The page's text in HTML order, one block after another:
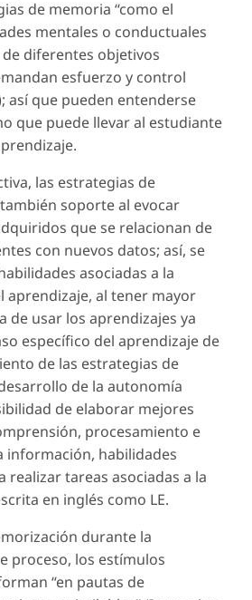
de memoria “como el
mentales o conductuales
diferentes objetivos
esfuerzo y control
así que pueden entenderse
que puede llevar al estudiante
las estrategias de
soporte al evocar
que se relacionan de
con nuevos datos; así, se
asociadas a la
al tener mayor
de usar los aprendizajes ya
específico del aprendizaje de
de las estrategias de
de la autonomía
de elaborar mejores
procesamiento e
información, habilidades
realizar tareas asociadas a la
en inglés como LE.
durante la
proceso, los estímulos
“en pautas de